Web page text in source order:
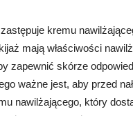
kremu
mają właściwości
zapewnić skórze
ważne jest, aby przed
nawilżającego, który